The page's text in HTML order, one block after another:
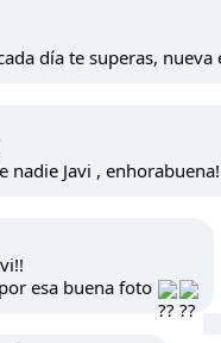
día te superas,
nadie Javi ,
esa buena foto